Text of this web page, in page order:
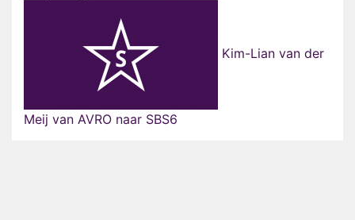
Kim-Lian van der
Meij van AVRO naar SBS6